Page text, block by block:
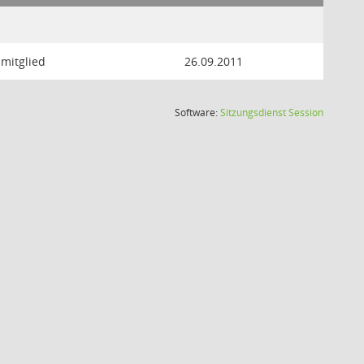
26.09.2011
Software:SitzungsdienstSession(Wird in